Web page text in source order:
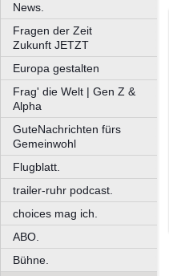
News.
Fragen der Zeit
Zukunft JETZT
Europa gestalten
Frag' die Welt | Gen Z &
Alpha
GuteNachrichten fürs
Gemeinwohl
Flugblatt.
trailer-ruhr podcast.
choices mag ich.
ABO.
Bühne.